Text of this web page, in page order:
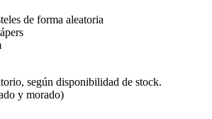
de forma aleatoria
según disponibilidad de stock.
y morado)